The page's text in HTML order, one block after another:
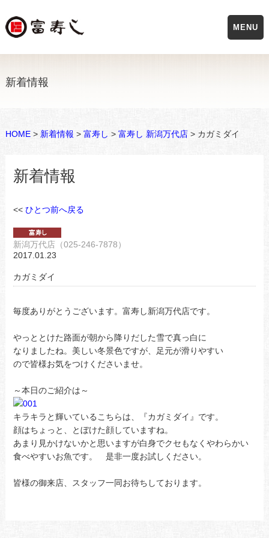
新着情報
HOME> 新着情報 > 富寿し > 富寿し 新潟万代店> カガミダイ
新着情報
<< ひとつ前へ戻る
新潟万代店（025-246-7878）
2017.01.23
カガミダイ
毎度ありがとうございます。富寿し新潟万代店です。
やっととけた路面が朝から降りだした雪で真っ白に
なりましたね。美しい冬景色ですが、足元が滑りやすい
ので皆様お気をつけくださいませ。
～本日のご紹介は～
キラキラと輝いているこちらは、『カガミダイ』です。
顔はちょっと、とぼけた顔していますね。
あまり見かけないかと思いますが白身でクセもなくやわらかい
食べやすいお魚です。 是非一度お試しください。
皆様の御来店、スタッフ一同お待ちしております。
MENU